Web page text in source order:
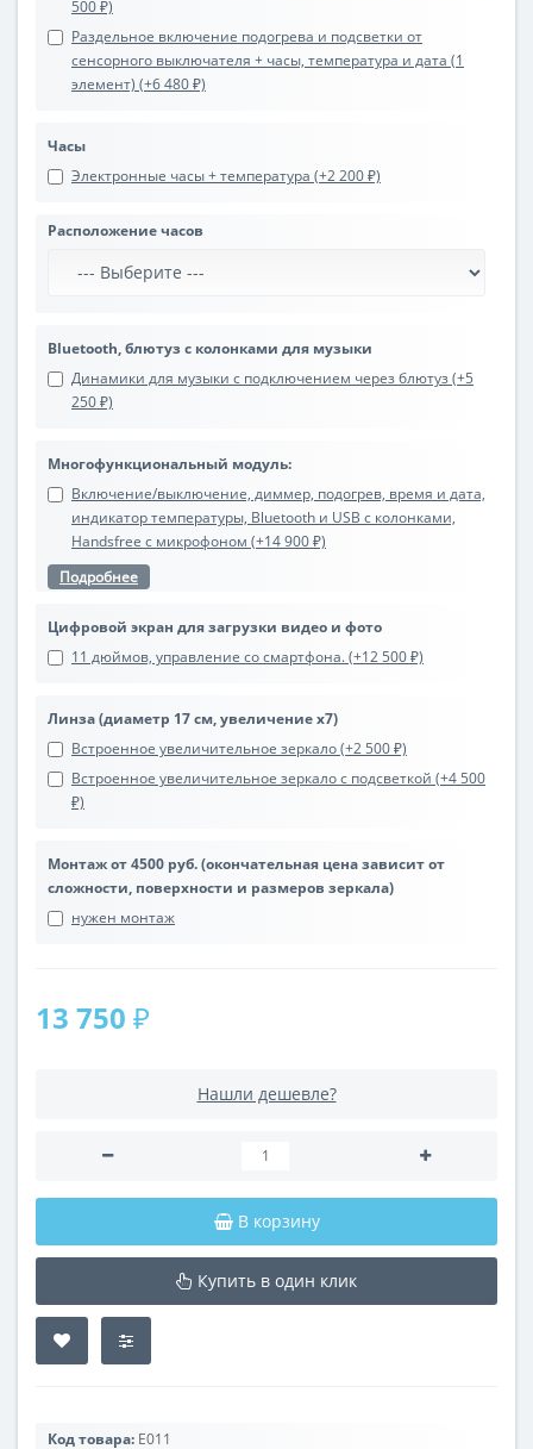
500 ₽)
Раздельное включение подогрева и подсветки от
сенсорного выключателя + часы, температура и дата (1
элемент) (+6 480 ₽)
Часы
Электронные часы + температура (+2 200 ₽)
Расположение часов
Bluetooth, блютуз с колонками для музыки
Динамики для музыки с подключением через блютуз (+5
250 ₽)
Многофункциональный модуль:
Включение/выключение, диммер, подогрев, время и дата,
индикатор температуры, Bluetooth и USB с колонками,
Handsfree с микрофоном (+14 900 ₽)
Подробнее
Цифровой экран для загрузки видео и фото
11 дюймов, управление со смартфона. (+12 500 ₽)
Линза (диаметр 17 см, увеличение х7)
Встроенное увеличительное зеркало (+2 500 ₽)
Встроенное увеличительное зеркало с подсветкой (+4 500
₽)
Монтаж от 4500 руб. (окончательная цена зависит от
сложности, поверхности и размеров зеркала)
нужен монтаж
13 750 ₽
Нашли дешевле?
В корзину
Купить в один клик
Код товара: E011